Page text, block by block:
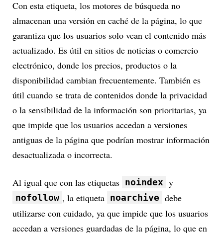
Con esta etiqueta, los motores de búsqueda no
almacenan una versión en caché de la página, lo que
garantiza que los usuarios solo vean el contenido más
actualizado. Es útil en sitios de noticias o comercio
electrónico, donde los precios, productos o la
disponibilidad cambian frecuentemente. También es
útil cuando se trata de contenidos donde la privacidad
o la sensibilidad de la información son prioritarias, ya
que impide que los usuarios accedan a versiones
antiguas de la página que podrían mostrar información
desactualizada o incorrecta.
Al igual que con las etiquetas noindex y
nofollow , la etiqueta noarchive debe
utilizarse con cuidado, ya que impide que los usuarios
accedan a versiones guardadas de la página, lo que en